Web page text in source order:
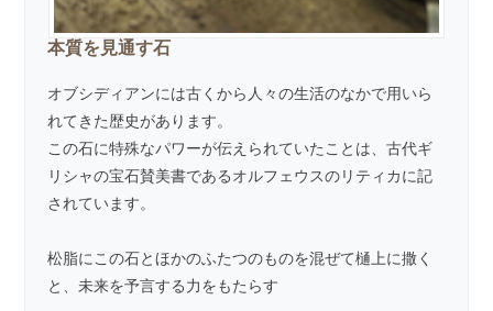
本質を見通す石
オブシディアンには古くから人々の生活のなかで用いら
れてきた歴史があります。
この石に特殊なパワーが伝えられていたことは、古代ギ
リシャの宝石賛美書であるオルフェウスのリティカに記
されています。
松脂にこの石とほかのふたつのものを混ぜて樋上に撒く
と、未来を予言する力をもたらす